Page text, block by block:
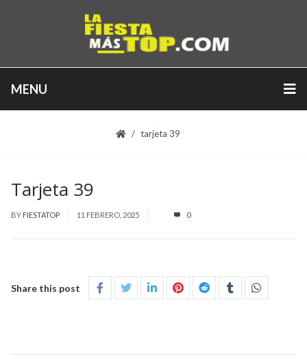
MENU
tarjeta 39
Tarjeta 39
BY FIESTATOP 11 FEBRERO, 2025 0
Share this post